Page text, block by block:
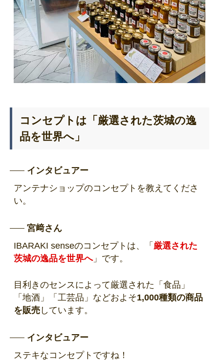
コンセプトは「厳選された茨城の逸
品を世界へ」
インタビュアー
アンテナショップのコンセプトを教えてくださ
い。
宮﨑さん
IBARAKI senseのコンセプトは、「 厳選された
茨城の逸品を世界へ」です。
目利きのセンスによって厳選された「食品」
「地酒」「工芸品」などおよそ1,000種類の商品
を販売 しています。
インタビュアー
ステキなコンセプトですね！